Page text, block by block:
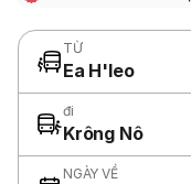
TỪ
Ea H'leo
đi
Krông Nô
NGÀY VỀ